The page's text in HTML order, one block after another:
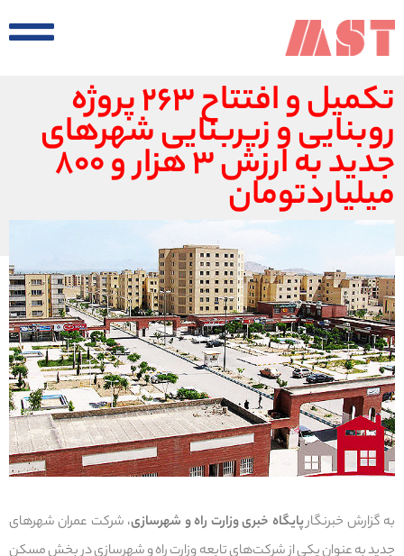
تکمیل و افتتاح ۲۶۳ پروژه
روبنایی و زیربنایی شهرهای
جدید به ارزش ۳ هزار و ۸۰۰
میلیاردتومان
به گزارش خبرنگارپایگاه خبری وزارت راه و شهرسازی، شرکت عمران شهرهای
جدید به عنوان یکی از شرکت‌های تابعه وزارت راه و شهرسازی در بخش مسکن